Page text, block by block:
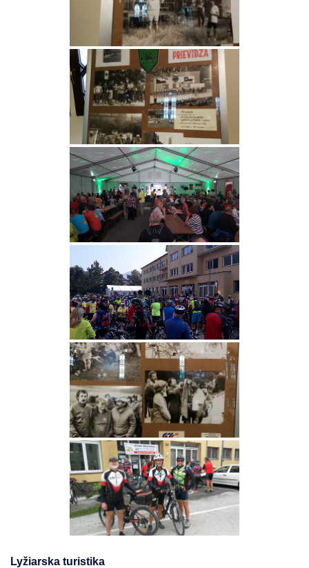
Lyžiarska turistika